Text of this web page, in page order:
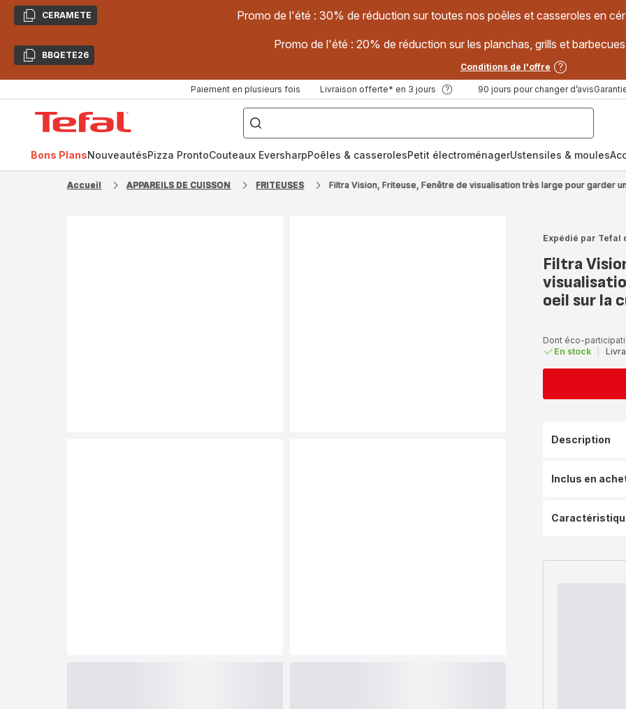
CopierCERAMETE Promo de l'été : 30% de réduction sur toutes nos poêles et casseroles en
CopierBBQETE26
Promo de l'été : 20% de réduction sur les planchas, grills et
Conditions de l'offre
Paiement en plusieurs fois Livraison offerte* en 3 jours 90 jours pour changer d’avis
["Poêles
inox,
Cake
Factory,
Bons PlansNouveautésPizza ProntoCouteaux EversharpPoêles & casserolesPetit électroménagerUstensiles & moules
Accueil APPAREILS DE CUISSON FRITEUSES Filtra Vision, Friteuse, Fenêtre de visualisation très large pour garder
Expédié par Tefal
Filtra
oeil sur la
Dont éco-
En stock
Description
Inclus en